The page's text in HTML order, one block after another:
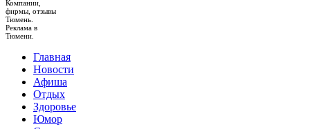
Компании,
фирмы, отзывы
Тюмень.
Реклама в
Тюмени.
Главная
Новости
Афиша
Отдых
Здоровье
Юмор